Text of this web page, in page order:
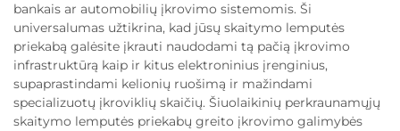
bankais ar automobilių įkrovimo sistemomis. Ši
universalumas užtikrina, kad jūsų skaitymo lemputės
priekabą galėsite įkrauti naudodami tą pačią įkrovimo
infrastruktūrą kaip ir kitus elektroninius įrenginius,
supaprastindami kelionių ruošimą ir mažindami
specializuotų įkroviklių skaičių. Šiuolaikinių perkraunamųjų
skaitymo lemputės priekabų greito įkrovimo galimybės